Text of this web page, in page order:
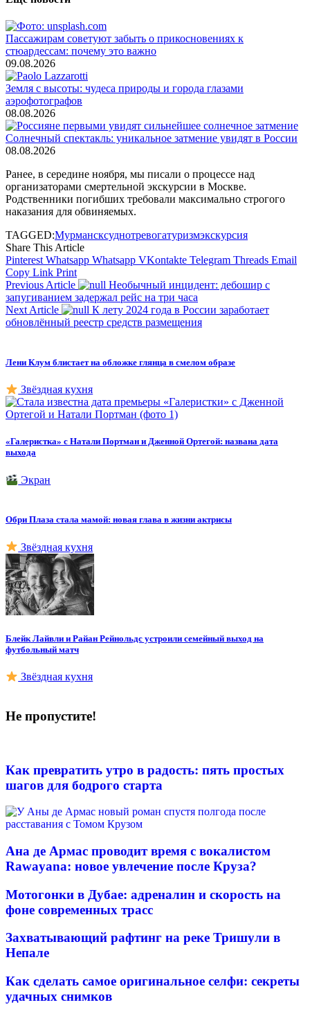
Пассажирам советуют забыть о прикосновениях к
стюардессам: почему это важно
09.08.2026
Земля с высоты: чудеса природы и города глазами
аэрофотографов
08.08.2026
Солнечный спектакль: уникальное затмение увидят в России
08.08.2026
Ранее, в середине ноября, мы писали о процессе над
организаторами смертельной экскурсии в Москве.
Родственники погибших требовали максимально строгого
наказания для обвиняемых.
TAGGED:Мурмансксуднотревогатуризмэкскурсия
Share This Article
Pinterest Whatsapp Whatsapp VKontakte Telegram Threads Email
Copy Link Print
Previous Article
Необычный инцидент: дебошир с
запугиванием задержал рейс на три часа
Next Article
К лету 2024 года в России заработает
обновлённый реестр средств размещения
Лени Клум блистает на обложке глянца в смелом образе
Звёздная кухня
«Галеристка» с Натали Портман и Дженной Ортегой: названа дата
выхода
Экран
Обри Плаза стала мамой: новая глава в жизни актрисы
Звёздная кухня
Блейк Лайвли и Райан Рейнольдс устроили семейный выход на
футбольный матч
Звёздная кухня
Не пропустите!
Как превратить утро в радость: пять простых
шагов для бодрого старта
Ана де Армас проводит время с вокалистом
Rawayana: новое увлечение после Круза?
Мотогонки в Дубае: адреналин и скорость на
фоне современных трасс
Захватывающий рафтинг на реке Тришули в
Непале
Как сделать самое оригинальное селфи: секреты
удачных снимков